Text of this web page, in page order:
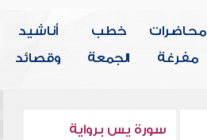
محاضرات
مفرغة
خطب
الجمعة
أناشيد
وقصائد
سورة يس برواية